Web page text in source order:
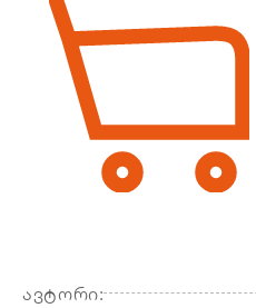
ავტორი: